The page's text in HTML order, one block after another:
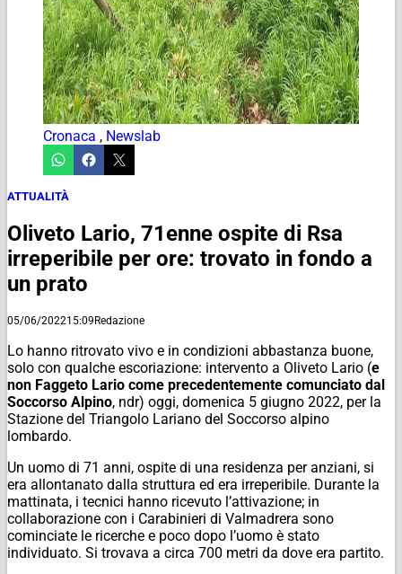
Cronaca , Newslab
ATTUALITÀ
Oliveto Lario, 71enne ospite di Rsa
irreperibile per ore: trovato in fondo a
un prato
05/06/202215:09Redazione
Lo hanno ritrovato vivo e in condizioni abbastanza buone,
solo con qualche escoriazione: intervento a Oliveto Lario (e
non Faggeto Lario come precedentemente comunciato dal
Soccorso Alpino, ndr) oggi, domenica 5 giugno 2022, per la
Stazione del Triangolo Lariano del Soccorso alpino
lombardo.
Un uomo di 71 anni, ospite di una residenza per anziani, si
era allontanato dalla struttura ed era irreperibile. Durante la
mattinata, i tecnici hanno ricevuto l’attivazione; in
collaborazione con i Carabinieri di Valmadrera sono
cominciate le ricerche e poco dopo l’uomo è stato
individuato. Si trovava a circa 700 metri da dove era partito.